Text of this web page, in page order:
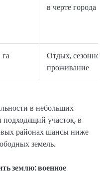
в черте города
Отдых, сезонное
проживание
в небольших
подходящий участок, в
районах шансы ниже
земель.
землю: военное